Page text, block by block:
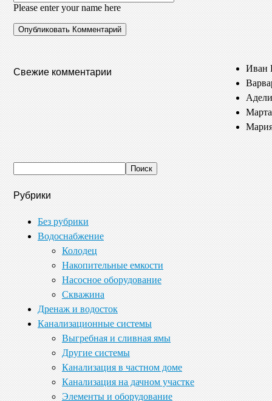
Please enter your name here
Свежие комментарии
Иван
Марта
Рубрики
Без рубрики
Водоснабжение
Колодец
Накопительные емкости
Насосное оборудование
Скважина
Дренаж и водосток
Канализационные системы
Выгребная и сливная ямы
Другие системы
Канализация в частном доме
Канализация на дачном участке
Элементы и оборудование